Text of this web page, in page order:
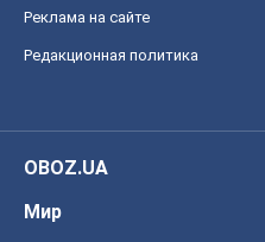
Реклама на сайте
Редакционная политика
OBOZ.UA
Мир